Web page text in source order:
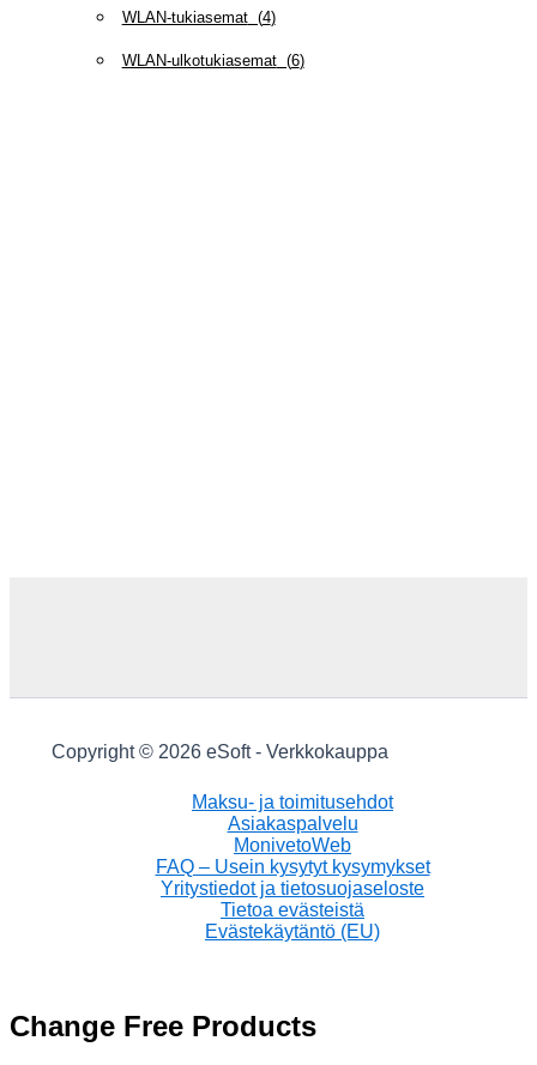
WLAN-tukiasemat(4)
WLAN-ulkotukiasemat(6)
Copyright © 2026 eSoft - Verkkokauppa
Maksu- ja toimitusehdot
Asiakaspalvelu
MonivetoWeb
FAQ – Usein kysytyt kysymykset
Yritystiedot ja tietosuojaseloste
Tietoa evästeistä
Evästekäytäntö (EU)
Change Free Products